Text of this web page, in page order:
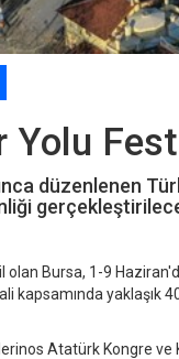
Yolu
düzenlenen
olan Bursa, 1-9
kapsamında
Atatürk Kongre ve